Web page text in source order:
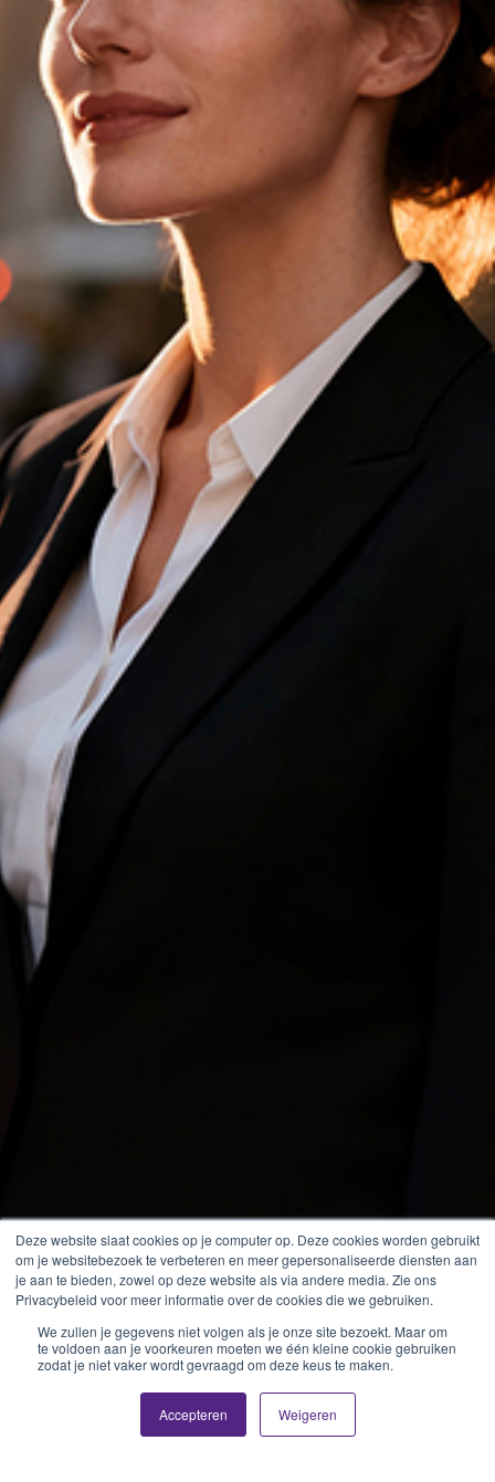
Deze website slaat cookies op je computer op. Deze cookies worden gebruikt
om je websitebezoek te verbeteren en meer gepersonaliseerde diensten aan
je aan te bieden, zowel op deze website als via andere media. Zie ons
Privacybeleid voor meer informatie over de cookies die we gebruiken.
We zullen je gegevens niet volgen als je onze site bezoekt. Maar om
te voldoen aan je voorkeuren moeten we één kleine cookie gebruiken
zodat je niet vaker wordt gevraagd om deze keus te maken.
Accepteren Weigeren